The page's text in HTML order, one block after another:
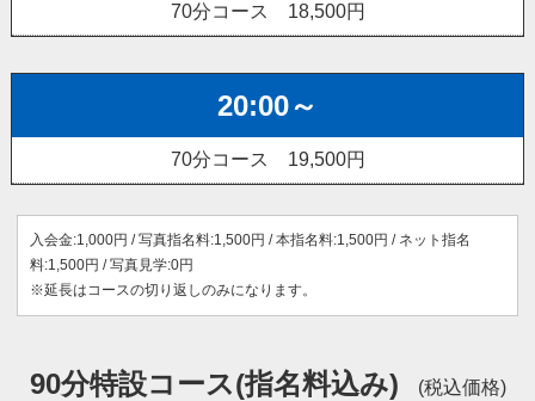
70分コース 18,500円
20:00～
70分コース 19,500円
入会金:1,000円 / 写真指名料:1,500円 / 本指名料:1,500円 / ネット指名
料:1,500円 / 写真見学:0円
※延長はコースの切り返しのみになります。
90分特設コース(指名料込み) (税込価格)